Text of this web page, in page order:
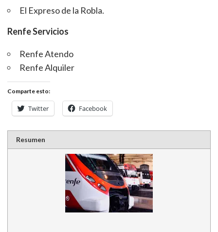
El Expreso de la Robla.
Renfe Servicios
Renfe Atendo
Renfe Alquiler
Comparte esto:
Twitter Facebook
Resumen